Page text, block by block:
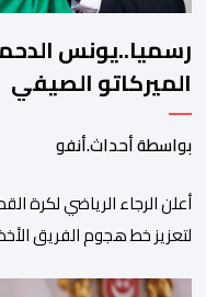
رسميا..يونس
الميركاتو الصيفي
بواسطة أحداث.أنفو
أعلن الرجاء الرياضي لكرة
لتعزيز خط هجوم الفريق